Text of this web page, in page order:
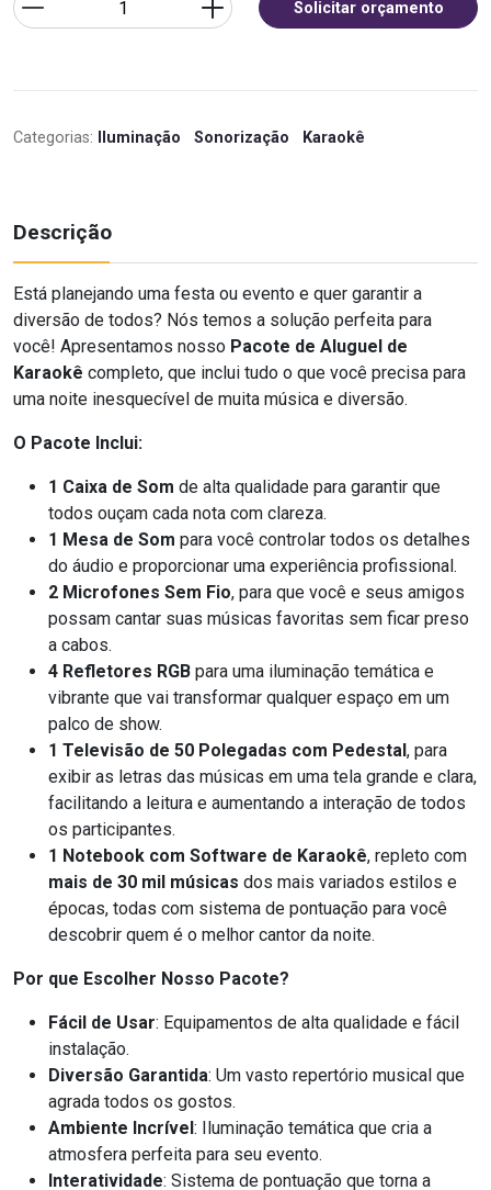
Solicitar orçamento
Categorias: Iluminação Sonorização Karaokê
Descrição
Está planejando uma festa ou evento e quer garantir a
diversão de todos? Nós temos a solução perfeita para
você! Apresentamos nosso Pacote de Aluguel de
Karaokê completo, que inclui tudo o que você precisa para
uma noite inesquecível de muita música e diversão.
O Pacote Inclui:
1 Caixa de Som de alta qualidade para garantir que
todos ouçam cada nota com clareza.
1 Mesa de Som para você controlar todos os detalhes
do áudio e proporcionar uma experiência profissional.
2 Microfones Sem Fio, para que você e seus amigos
possam cantar suas músicas favoritas sem ficar preso
a cabos.
4 Refletores RGB para uma iluminação temática e
vibrante que vai transformar qualquer espaço em um
palco de show.
1 Televisão de 50 Polegadas com Pedestal, para
exibir as letras das músicas em uma tela grande e clara,
facilitando a leitura e aumentando a interação de todos
os participantes.
1 Notebook com Software de Karaokê, repleto com
mais de 30 mil músicas dos mais variados estilos e
épocas, todas com sistema de pontuação para você
descobrir quem é o melhor cantor da noite.
Por que Escolher Nosso Pacote?
Fácil de Usar: Equipamentos de alta qualidade e fácil
instalação.
Diversão Garantida: Um vasto repertório musical que
agrada todos os gostos.
Ambiente Incrível: Iluminação temática que cria a
atmosfera perfeita para seu evento.
Interatividade: Sistema de pontuação que torna a